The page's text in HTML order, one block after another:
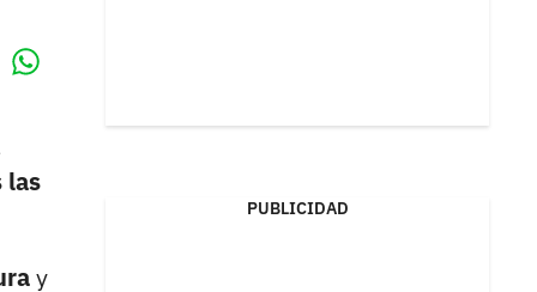
las
y
PUBLICIDAD